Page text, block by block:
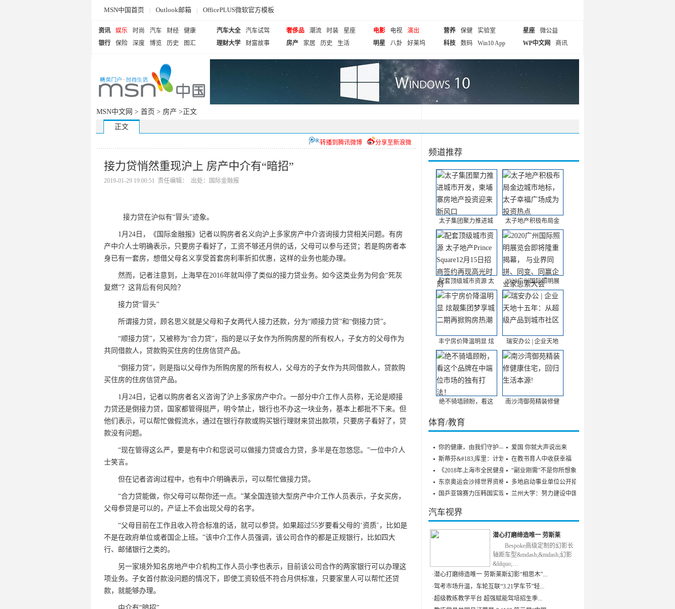
MSN中国首页 | Outlook邮箱 | OfficePLUS微软官方模板
资讯 娱乐 时尚 汽车 财经
健康
银行
保险 深度 博览 历史 图汇
汽车大全
汽车试驾
理财大学
财富故事
奢侈品 潮流 时装
星座
房产
家居 历史 生活
电影 电视
演出
明星
八卦 好莱坞
营养 保健
实验室
科技
数码 Win10 App
星座
微公益
WP中文网
商讯
MSN中文网 > 首页 > 房产 >正文
正文
分享至新浪微
转播到腾讯微博
接力贷悄然重现沪上 房产中介有“暗招”
2019-01-29 19:00:51 责任编辑： 出处：国际金融报
接力贷在沪似有“冒头”迹象。
1月24日，《国际金融报》记者以购房者名义向沪上多家房产中介咨询接力贷相关问题。有房
产中介人士明确表示，只要房子看好了，工资不够还月供的话，父母可以参与还贷；若是购房者本
身已有一套房，想借父母名义享受首套房利率折扣优惠，这样的业务也能办理。
然而，记者注意到，上海早在2016年就叫停了类似的接力贷业务。如今这类业务为何会“死灰
复燃”？这背后有何风险？
接力贷“冒头”
所谓接力贷，顾名思义就是父母和子女两代人接力还款，分为“顺接力贷”和“倒接力贷”。
“顺接力贷”，又被称为“合力贷”，指的是以子女作为所购房屋的所有权人，子女方的父母作为
共同借款人，贷款购买住房的住房信贷产品。
“倒接力贷”，则是指以父母作为所购房屋的所有权人，父母方的子女作为共同借款人，贷款购
买住房的住房信贷产品。
1月24日，记者以购房者名义咨询了沪上多家房产中介。一部分中介工作人员称，无论是顺接
力贷还是倒接力贷，国家都管得挺严，明令禁止，银行也不办这一块业务，基本上都批不下来。但
他们表示，可以帮忙做假流水，通过在银行存款或购买银行理财来贷出款项，只要房子看好了，贷
款没有问题。
“现在管得这么严，要是有中介和您说可以做接力贷或合力贷，多半是在忽悠您。”一位中介人
士笑言。
但在记者咨询过程中，也有中介明确表示，可以帮忙做接力贷。
“合力贷能做，你父母可以帮你还一点。”某全国连锁大型房产中介工作人员表示，子女买房，
父母参贷是可以的，产证上不会出现父母的名字。
“父母目前在工作且收入符合标准的话，就可以参贷。如果超过55岁要看父母的‘资质’，比如是
不是在政府单位或者国企上班。”该中介工作人员强调，该公司合作的都是正规银行，比如四大
行、邮储银行之类的。
另一家境外知名房地产中介机构工作人员小李也表示，目前该公司合作的两家银行可以办理这
项业务。子女首付款没问题的情况下，即使工资较低不符合月供标准，只要家里人可以帮忙还贷
款，就能够办理。
频道推荐
太子集团聚力推进城 太子地产积极布局金
配套顶级城市资源 太 2020广州国际照明展
丰宁房价降温明显 炫 瑞安办公 | 企业天地
绝不骑墙顾盼，看这 南沙湾御苑精装修健
体育/教育
你的健康，由我们守护——
斯蒂芬&#183;库里：计划参
《2018年上海市全民健身发
东京奥运会沙排世界资格赛
国乒亚锦赛力压韩国实现男
爱国 你就大声说出来
在教书育人中收获幸福
“副业刚需”不是你所想象
多地启动事业单位公开招聘
兰州大学：努力建设中国特
汽车视界
潜心打磨缔造唯一 劳斯莱
Bespoke高级定制的幻影长
轴距车型&mdash;&mdash;幻影
&ldquo;…
·潜心打磨缔造唯一 劳斯莱斯幻影“相思木”...
·驾考市场升温，车轮互联“3.21学车节”轻...
·超级教练教学平台 超强赋能驾培招生季...